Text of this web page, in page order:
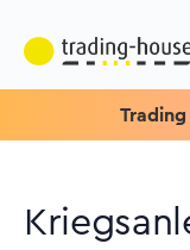
Trading